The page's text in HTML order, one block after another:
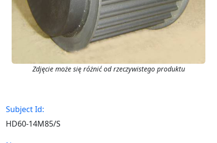
Zdjęcie może się różnić od rzeczywistego produktu
Subject Id:
HD60-14M85/S